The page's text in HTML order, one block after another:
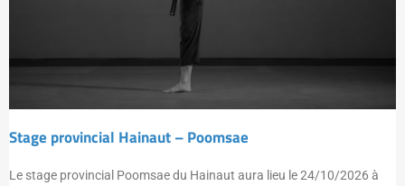
Stage provincial Hainaut – Poomsae
Le stage provincial Poomsae du Hainaut aura lieu le 24/10/2026 à